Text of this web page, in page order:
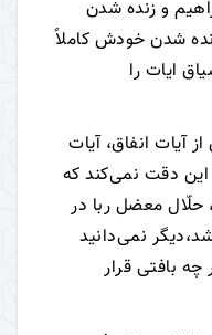
و زنده شدن
شدن خودش کاملاً
ایات را
آیات انفاق، آیات
دقت نمی‌کند که
حلّال معضل ربا در
نمی‌دانید
بافتی قرار